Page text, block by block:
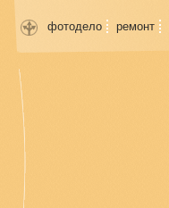
фотодело ремонт